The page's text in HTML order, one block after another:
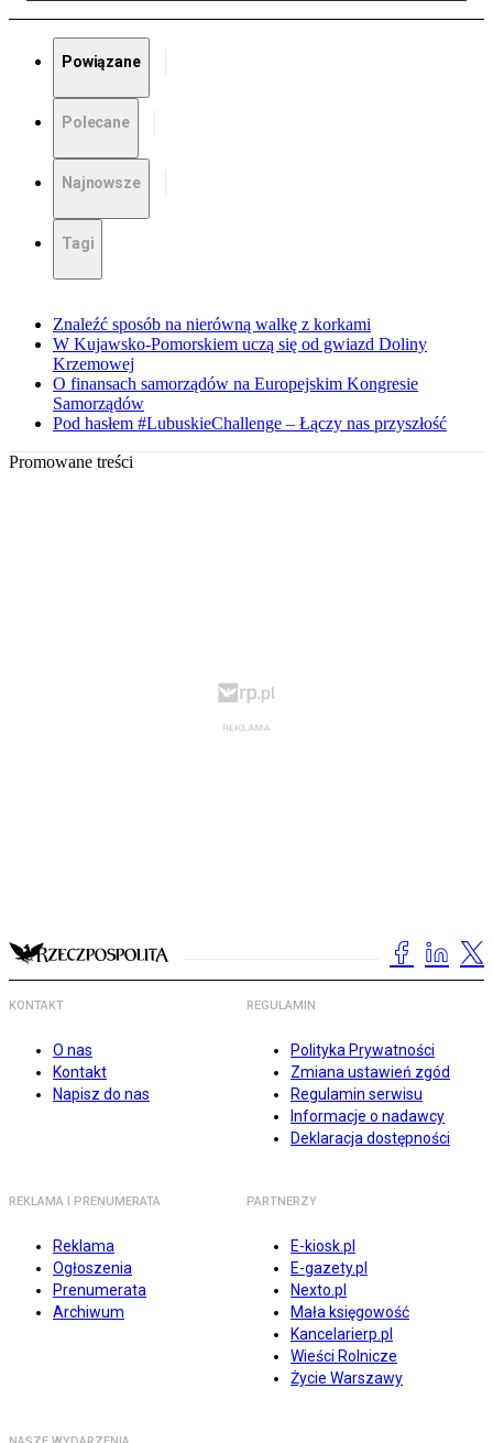
Powiązane
Polecane
Najnowsze
Tagi
Znaleźć sposób na nierówną walkę z korkami
W Kujawsko-Pomorskiem uczą się od gwiazd Doliny
Krzemowej
O finansach samorządów na Europejskim Kongresie
Samorządów
Pod hasłem #LubuskieChallenge – Łączy nas przyszłość
Promowane treści
KONTAKT
O nas
Kontakt
Napisz do nas
REGULAMIN
Polityka Prywatności
Zmiana ustawień zgód
Regulamin serwisu
Informacje o nadawcy
Deklaracja dostępności
REKLAMA I PRENUMERATA
Reklama
Ogłoszenia
Prenumerata
Archiwum
PARTNERZY
E-kiosk.pl
E-gazety.pl
Nexto.pl
Mała księgowość
Kancelarierp.pl
Wieści Rolnicze
Życie Warszawy